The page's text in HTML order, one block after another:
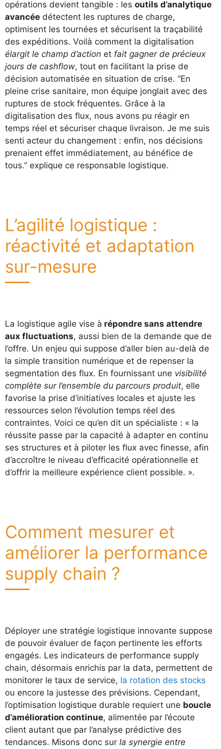
opérations devient tangible : les outils d’analytique
avancée détectent les ruptures de charge,
optimisent les tournées et sécurisent la traçabilité
des expéditions. Voilà comment la digitalisation
élargit le champ d’action et fait gagner de précieux
jours de cashflow, tout en facilitant la prise de
décision automatisée en situation de crise. “En
pleine crise sanitaire, mon équipe jonglait avec des
ruptures de stock fréquentes. Grâce à la
digitalisation des flux, nous avons pu réagir en
temps réel et sécuriser chaque livraison. Je me suis
senti acteur du changement : enfin, nos décisions
prenaient effet immédiatement, au bénéfice de
tous.” explique ce responsable logistique.
L’agilité logistique :
réactivité et adaptation
sur-mesure
La logistique agile vise à répondre sans attendre
aux fluctuations, aussi bien de la demande que de
l’offre. Un enjeu qui suppose d’aller bien au-delà de
la simple transition numérique et de repenser la
segmentation des flux. En fournissant une visibilité
complète sur l’ensemble du parcours produit, elle
favorise la prise d’initiatives locales et ajuste les
ressources selon l’évolution temps réel des
contraintes. Voici ce qu’en dit un spécialiste : « la
réussite passe par la capacité à adapter en continu
ses structures et à piloter les flux avec finesse, afin
d’accroître le niveau d’efficacité opérationnelle et
d’offrir la meilleure expérience client possible. ».
Comment mesurer et
améliorer la performance
supply chain ?
Déployer une stratégie logistique innovante suppose
de pouvoir évaluer de façon pertinente les efforts
engagés. Les indicateurs de performance supply
chain, désormais enrichis par la data, permettent de
monitorer le taux de service, la rotation des stocks
ou encore la justesse des prévisions. Cependant,
l’optimisation logistique durable requiert une boucle
d’amélioration continue, alimentée par l’écoute
client autant que par l’analyse prédictive des
tendances. Misons donc sur la synergie entre